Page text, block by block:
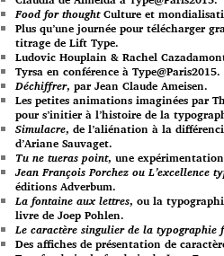
Food for thoughtCulture et
Plus qu’une journée pour télécharger
titrage de Lift Type.
Ludovic Houplain & Rachel
Tyrsa en conférence à Type@Paris2015.
Déchiffrer, par Jean Claude Ameisen.
Les petites animations imaginées par
pour s’initier à l’histoire de la
Simulacre, de l’aliénation à la
d’Ariane Sauvaget.
Tu ne tueras point, une
Jean François Porchez ou L’excellence
éditions Adverbum.
La fontaine aux lettres, ou la
livre de Joep Pohlen.
Le caractère singulier de la typographie
Des affiches de présentation de